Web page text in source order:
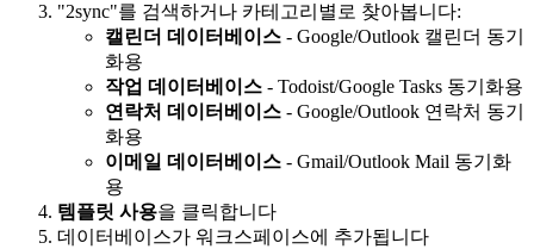
"2sync"를 검색하거나 카테고리별로 찾아봅니다:
캘린더 데이터베이스 - Google/Outlook 캘린더 동기
화용
작업 데이터베이스 - Todoist/Google Tasks 동기화용
연락처 데이터베이스 - Google/Outlook 연락처 동기
화용
이메일 데이터베이스 - Gmail/Outlook Mail 동기화
용
템플릿 사용을 클릭합니다
데이터베이스가 워크스페이스에 추가됩니다